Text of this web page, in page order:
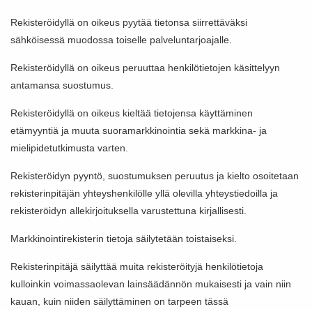
Rekisteröidyllä on oikeus pyytää tietonsa siirrettäväksi
sähköisessä muodossa toiselle palveluntarjoajalle.
Rekisteröidyllä on oikeus peruuttaa henkilötietojen käsittelyyn
antamansa suostumus.
Rekisteröidyllä on oikeus kieltää tietojensa käyttäminen
etämyyntiä ja muuta suoramarkkinointia sekä markkina- ja
mielipidetutkimusta varten.
Rekisteröidyn pyyntö, suostumuksen peruutus ja kielto osoitetaan
rekisterinpitäjän yhteyshenkilölle yllä olevilla yhteystiedoilla ja
rekisteröidyn allekirjoituksella varustettuna kirjallisesti.
Markkinointirekisterin tietoja säilytetään toistaiseksi.
Rekisterinpitäjä säilyttää muita rekisteröityjä henkilötietoja
kulloinkin voimassaolevan lainsäädännön mukaisesti ja vain niin
kauan, kuin niiden säilyttäminen on tarpeen tässä